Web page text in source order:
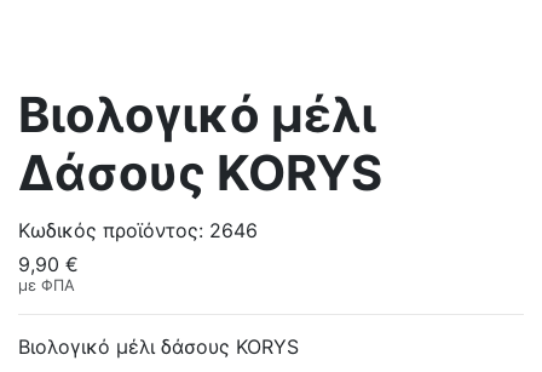
Βιολογικό μέλι
Δάσους KORYS
Κωδικός προϊόντος: 2646
9,90 €
με ΦΠΑ
Βιολογικό μέλι δάσους KORYS